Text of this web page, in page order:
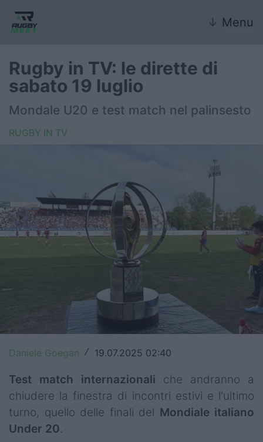
↓ Menu
Internazionale
6 Nazioni
United Rugby Championship
Premiership
Champions Cup
Challenge Cup
World Rugby
Rugby World Cup
Super Rugby
Rugby in TV: le dirette di
sabato 19 luglio
Mondale U20 e test match nel palinsesto
RUGBY IN TV
Daniele Goegan / 19.07.2025 02:40
Test match internazionali che andranno a
chiudere la finestra di incontri estivi e l'ultimo
turno, quello delle finali del Mondiale italiano
Under 20.